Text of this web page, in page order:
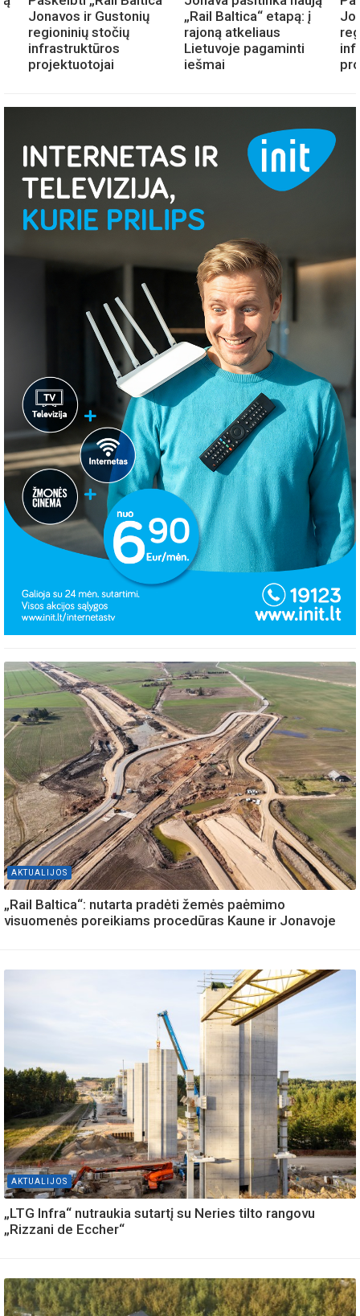
Jonavos ir Gustonių
regioninių stočių
infrastruktūros
projektuotojai
„Rail Baltica“ etapą: į
rajoną atkeliaus
Lietuvoje pagaminti
iešmai
AKTUALIJOS
„Rail Baltica“: nutarta pradėti žemės paėmimo
visuomenės poreikiams procedūras Kaune ir Jonavoje
AKTUALIJOS
„LTG Infra“ nutraukia sutartį su Neries tilto rangovu
„Rizzani de Eccher“